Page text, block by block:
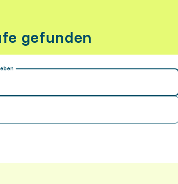
gefunden